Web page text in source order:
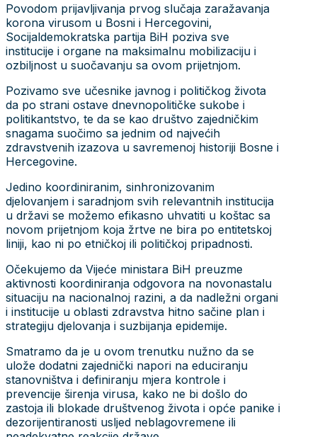
Povodom prijavljivanja prvog slučaja zaražavanja
korona virusom u Bosni i Hercegovini,
Socijaldemokratska partija BiH poziva sve
institucije i organe na maksimalnu mobilizaciju i
ozbiljnost u suočavanju sa ovom prijetnjom.
Pozivamo sve učesnike javnog i političkog života
da po strani ostave dnevnopolitičke sukobe i
politikantstvo, te da se kao društvo zajedničkim
snagama suočimo sa jednim od najvećih
zdravstvenih izazova u savremenoj historiji Bosne i
Hercegovine.
Jedino koordiniranim, sinhronizovanim
djelovanjem i saradnjom svih relevantnih institucija
u državi se možemo efikasno uhvatiti u koštac sa
novom prijetnjom koja žrtve ne bira po entitetskoj
liniji, kao ni po etničkoj ili političkoj pripadnosti.
Očekujemo da Vijeće ministara BiH preuzme
aktivnosti koordiniranja odgovora na novonastalu
situaciju na nacionalnoj razini, a da nadležni organi
i institucije u oblasti zdravstva hitno sačine plan i
strategiju djelovanja i suzbijanja epidemije.
Smatramo da je u ovom trenutku nužno da se
ulože dodatni zajednički napori na educiranju
stanovništva i definiranju mjera kontrole i
prevencije širenja virusa, kako ne bi došlo do
zastoja ili blokade društvenog života i opće panike i
dezorijentiranosti usljed neblagovremene ili